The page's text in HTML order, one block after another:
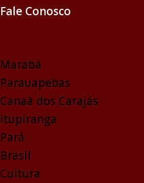
Fale Conosco
Marabá
Parauapebas
Canaã dos Carajás
Itupiranga
Pará
Brasil
Cultura